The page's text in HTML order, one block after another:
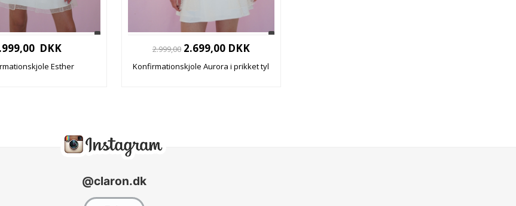
DKK
Esther
2.999,002.699,00 DKK
Konfirmationskjole Aurora i prikket tyl